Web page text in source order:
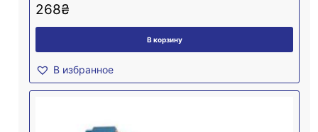
268₴
В корзину
В избранное